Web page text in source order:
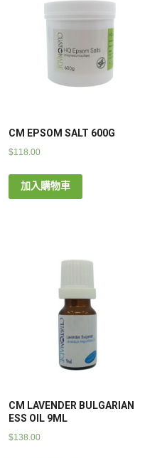
CM EPSOM SALT 600G
$118.00
加入購物車
CM LAVENDER BULGARIAN
ESS OIL 9ML
$138.00